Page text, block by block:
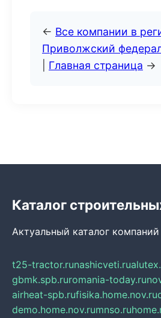
← Все компании в
Приволжский
Главная страница →
Каталог
Актуальный каталог
t25-tractor.runashicveti.ru
gbmk.spb.ruromania-today.ru
airheat-spb.rufisika.home.nov.ru
demo.home.nov.rumnso.ru